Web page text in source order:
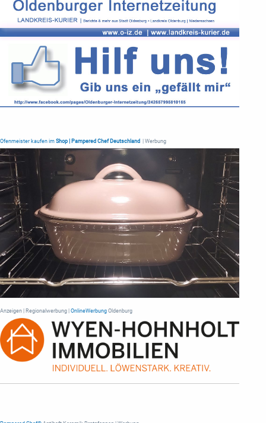
Ofenmeister kaufen im Shop | Pampered Chef Deutschland | Werbung
Anzeigen | Regionalwerbung | OnlineWerbung Oldenburg